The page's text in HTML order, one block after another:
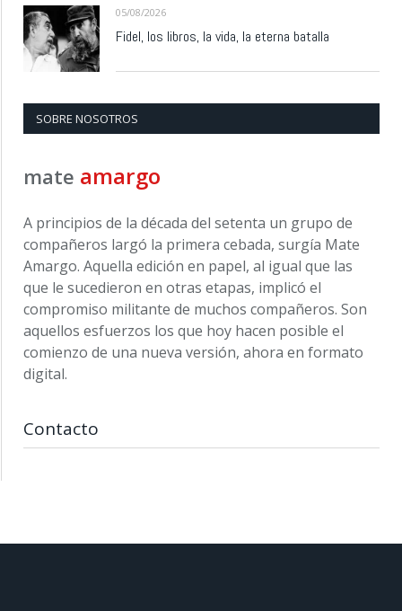
05/08/2026
Fidel, los libros, la vida, la eterna batalla
SOBRE NOSOTROS
mate amargo
A principios de la década del setenta un grupo de
compañeros largó la primera cebada, surgía Mate
Amargo. Aquella edición en papel, al igual que las
que le sucedieron en otras etapas, implicó el
compromiso militante de muchos compañeros. Son
aquellos esfuerzos los que hoy hacen posible el
comienzo de una nueva versión, ahora en formato
digital.
Contacto